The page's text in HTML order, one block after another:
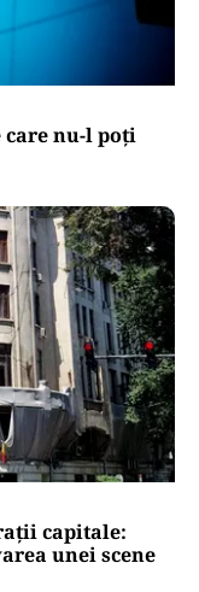
care nu-l poți
capitale:
unei scene